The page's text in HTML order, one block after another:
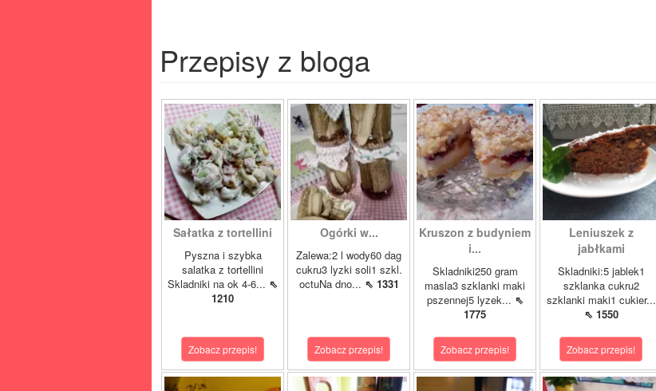
Przepisy z bloga
Sałatka z tortellini
Pyszna i szybka
salatka z tortellini
Skladniki na ok 4-6... ⇖
1210
Zobacz przepis!
Ogórki w...
Zalewa:2 l wody60 dag
cukru3 lyzki soli1 szkl.
octuNa dno... ⇖ 1331
Zobacz przepis!
Kruszon z budyniem
i...
Skladniki250 gram
masla3 szklanki maki
pszennej5 lyzek... ⇖
1775
Zobacz przepis!
Leniuszek z
jabłkami
Skladniki:5 jablek1
szklanka cukru2
szklanki maki1 cukier...
⇖ 1550
Zobacz przepis!